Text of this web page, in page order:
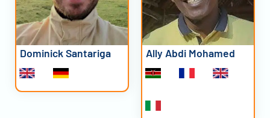
Dominick Santariga Ally Abdi Mohamed